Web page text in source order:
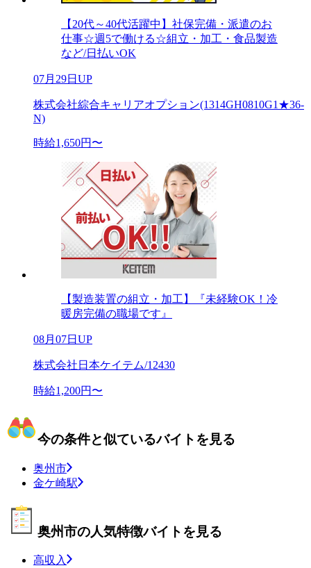
【20代～40代活躍中】社保完備・派遣のお
仕事☆週5で働ける☆組立・加工・食品製造
など/日払いOK
07月29日UP
株式会社綜合キャリアオプション(1314GH0810G1★36-
N)
時給1,650円〜
【製造装置の組立・加工】『未経験OK！冷
暖房完備の職場です』
08月07日UP
株式会社日本ケイテム/12430
時給1,200円〜
今の条件と似ているバイトを見る
奥州市
金ケ崎駅
奥州市の人気特徴バイトを見る
高収入